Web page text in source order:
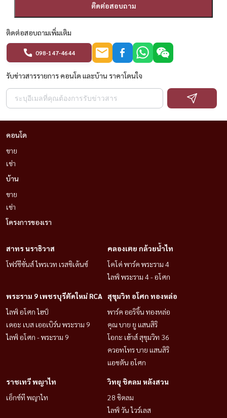
ติดต่อสอบถาม
ติดต่อสอบถามเพิ่มเติม
098-147-4644
รับข่าวสารรายการ คอนโด และบ้าน ราคาโดนใจ
คอนโด
ขาย
เช่า
บ้าน
ขาย
เช่า
โครงการของเรา
สาทร นราธิวาส
โฟร์ซีซั่นส์ ไพรเวท เรสซิเด้นซ์
คลองเตย กล้วยน้ำไท
โคโค่ พาร์ค พระราม 4
ไลฟ์ พระราม 4 - อโศก
พระราม 9 เพชรบุรีตัดใหม่ RCA
ไลฟ์ อโศก ไฮป์
เดอะ เบส เออเบิร์น พระราม 9
ไลฟ์ อโศก - พระราม 9
สุขุมวิท อโศก ทองหล่อ
พาร์ค ออริจิ้น ทองหล่อ
คุณ บาย ยู แสนสิริ
โอกะ เฮ้าส์ สุขุมวิท 36
ควอทโทร บาย แสนสิริ
แอชตัน อโศก
ราชเทวี พญาไท
เอ็กซ์ที พญาไท
วิทยุ ชิดลม หลังสวน
28 ชิดลม
ไลฟ์ วัน ไวร์เลส